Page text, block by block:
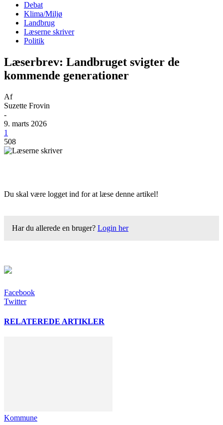
Debat
Klima/Miljø
Landbrug
Læserne skriver
Politik
Læserbrev: Landbruget svigter de
kommende generationer
Af
Suzette Frovin
-
9. marts 2026
1
508
Du skal være logget ind for at læse denne artikel!
Har du allerede en bruger? Login her
Facebook
Twitter
RELATEREDE ARTIKLER
Kommune